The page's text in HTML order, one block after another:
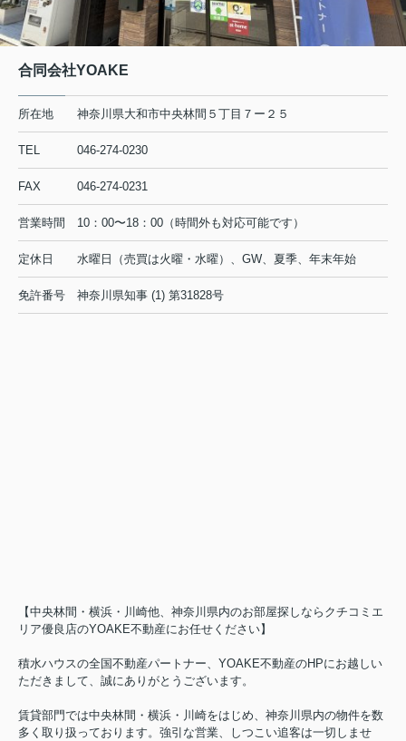
合同会社YOAKE
所在地 神奈川県大和市中央林間５丁目７ー２５
TEL 046-274-0230
FAX 046-274-0231
営業時間 10：00〜18：00（時間外も対応可能です）
定休日 水曜日（売買は火曜・水曜）、GW、夏季、年末年始
免許番号 神奈川県知事 (1) 第31828号
【中央林間・横浜・川崎他、神奈川県内のお部屋探しならクチコミエ
リア優良店のYOAKE不動産にお任せください】
積水ハウスの全国不動産パートナー、YOAKE不動産のHPにお越しい
ただきまして、誠にありがとうございます。
賃貸部門では中央林間・横浜・川崎をはじめ、神奈川県内の物件を数
多く取り扱っております。強引な営業、しつこい追客は一切しませ